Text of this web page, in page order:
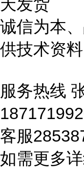
天发货
诚信为本
供技术资料
服务热线
客服
如需更多